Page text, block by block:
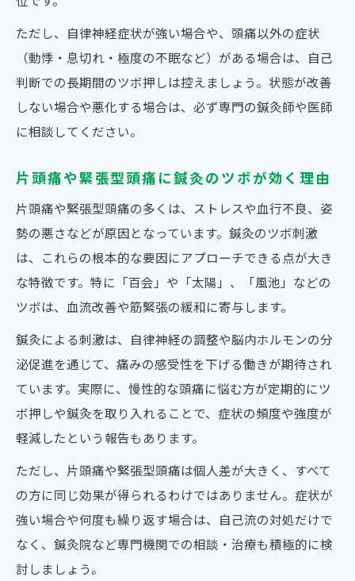
ただし、自律神経症状が強い場合や、頭痛以外の症状
（動悸・息切れ・極度の不眠など）がある場合は、自己
判断での長期間のツボ押しは控えましょう。状態が改善
しない場合や悪化する場合は、必ず専門の鍼灸師や医師
に相談してください。
片頭痛や緊張型頭痛に鍼灸のツボが効く理由
片頭痛や緊張型頭痛の多くは、ストレスや血行不良、姿
勢の悪さなどが原因となっています。鍼灸のツボ刺激
は、これらの根本的な要因にアプローチできる点が大き
な特徴です。特に「百会」や「太陽」、「風池」などの
ツボは、血流改善や筋緊張の緩和に寄与します。
鍼灸による刺激は、自律神経の調整や脳内ホルモンの分
泌促進を通じて、痛みの感受性を下げる働きが期待され
ています。実際に、慢性的な頭痛に悩む方が定期的にツ
ボ押しや鍼灸を取り入れることで、症状の頻度や強度が
軽減したという報告もあります。
ただし、片頭痛や緊張型頭痛は個人差が大きく、すべて
の方に同じ効果が得られるわけではありません。症状が
強い場合や何度も繰り返す場合は、自己流の対処だけで
なく、鍼灸院など専門機関での相談・治療も積極的に検
討しましょう。